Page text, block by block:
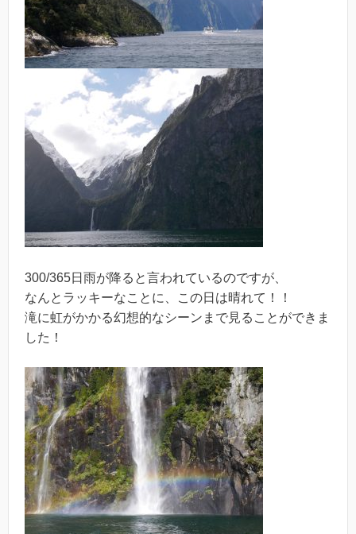
300/365日雨が降ると言われているのですが、
なんとラッキーなことに、この日は晴れて！！
滝に虹がかかる幻想的なシーンまで見ることができま
した！